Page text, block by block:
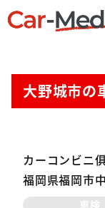
大野城市の
カーコンビニ
福岡県福岡市
車検